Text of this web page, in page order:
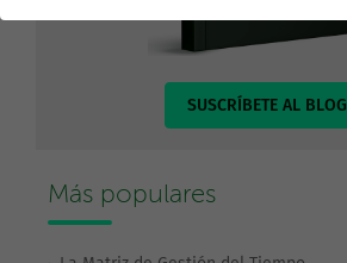
SUSCRÍBETE AL BLOG
Más populares